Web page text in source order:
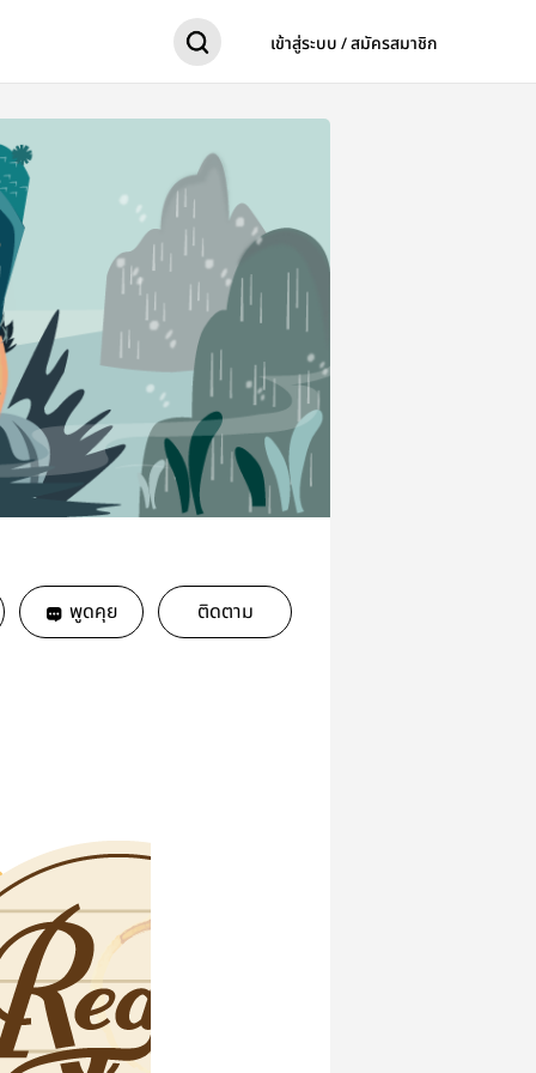
เข้าสู่ระบบ / สมัครสมาชิก
พูดคุย ติดตาม